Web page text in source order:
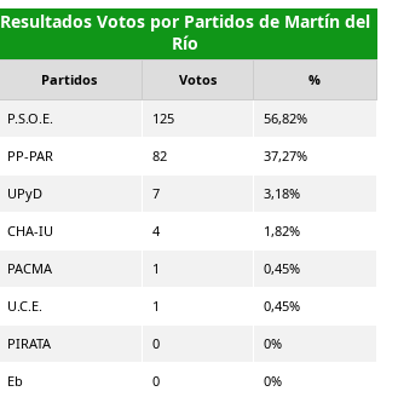
Resultados Votos por Partidos de Martín del
Río
Partidos Votos %
P.S.O.E. 125 56,82%
PP-PAR 82 37,27%
UPyD 7 3,18%
CHA-IU 4 1,82%
PACMA 1 0,45%
U.C.E. 1 0,45%
PIRATA 0 0%
Eb 0 0%